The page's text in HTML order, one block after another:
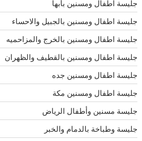
جليسة اطفال ومسنين بأبها
جليسة اطفال ومسنين بالجبيل والاحساء
جليسة اطفال ومسنين بالخرج والمزاحميه
جليسة اطفال ومسنين بالقطيف والظهران
جليسة اطفال ومسنين جده
جليسة اطفال ومسنين مكة
جليسة مسنين وأطفال الرياض
جليسة وطباخة بالدمام والخبر